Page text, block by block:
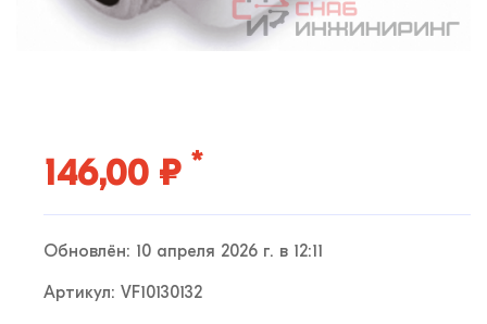
146,00 ₽ *
Обновлён: 10 апреля 2026 г. в 12:11
Артикул: VF10130132